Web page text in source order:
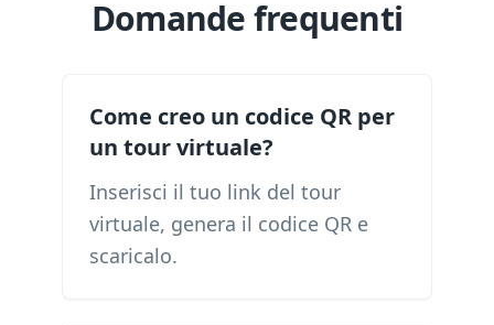
Domande frequenti
Come creo un codice QR per
un tour virtuale?
Inserisci il tuo link del tour
virtuale, genera il codice QR e
scaricalo.